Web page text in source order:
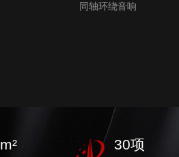
同轴环绕音响
m² 30项